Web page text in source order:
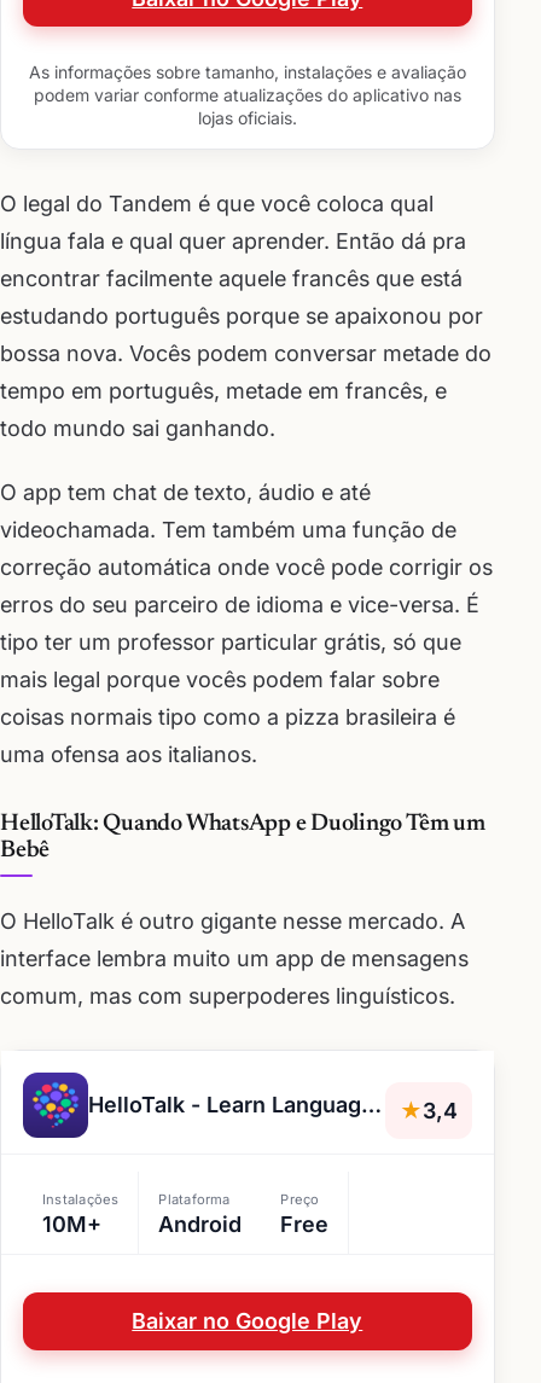
As informações sobre tamanho, instalações e avaliação
podem variar conforme atualizações do aplicativo nas
lojas oficiais.
O legal do Tandem é que você coloca qual
língua fala e qual quer aprender. Então dá pra
encontrar facilmente aquele francês que está
estudando português porque se apaixonou por
bossa nova. Vocês podem conversar metade do
tempo em português, metade em francês, e
todo mundo sai ganhando.
O app tem chat de texto, áudio e até
videochamada. Tem também uma função de
correção automática onde você pode corrigir os
erros do seu parceiro de idioma e vice-versa. É
tipo ter um professor particular grátis, só que
mais legal porque vocês podem falar sobre
coisas normais tipo como a pizza brasileira é
uma ofensa aos italianos.
HelloTalk: Quando WhatsApp e Duolingo Têm um
Bebê
O HelloTalk é outro gigante nesse mercado. A
interface lembra muito um app de mensagens
comum, mas com superpoderes linguísticos.
HelloTalk - Learn Languages ★3,4
Instalações
10M+
Plataforma
Android
Preço
Free
Baixar no Google Play